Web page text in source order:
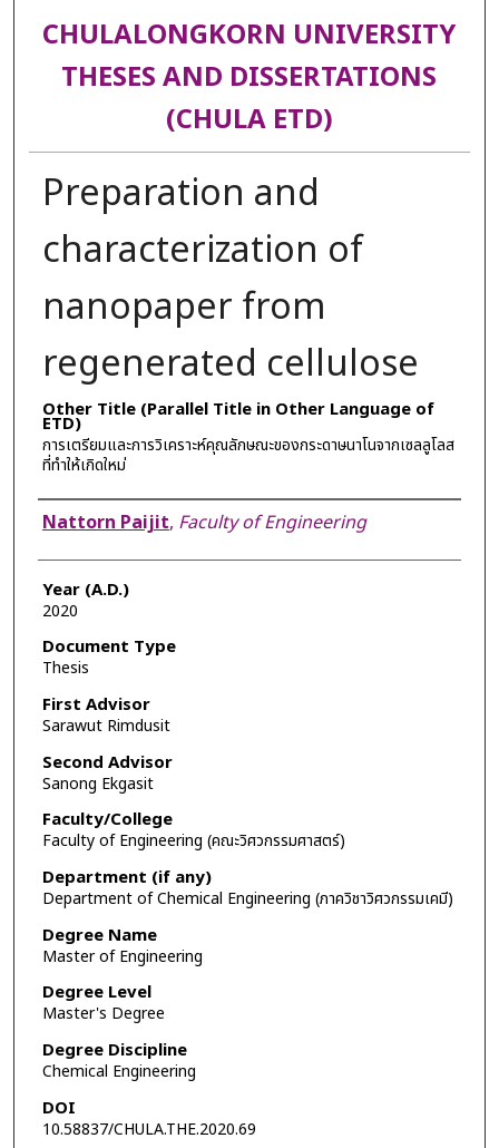
CHULALONGKORN UNIVERSITY
THESES AND DISSERTATIONS
(CHULA ETD)
Preparation and
characterization of
nanopaper from
regenerated cellulose
Other Title (Parallel Title in Other Language of
ETD)
การเตรียมและการวิเคราะห์คุณลักษณะของกระดาษนาโนจากเซลลูโลส
ที่ทำให้เกิดใหม่
Author
Nattorn Paijit, Faculty of Engineering
Year (A.D.)
2020
Document Type
Thesis
First Advisor
Sarawut Rimdusit
Second Advisor
Sanong Ekgasit
Faculty/College
Faculty of Engineering (คณะวิศวกรรมศาสตร์)
Department (if any)
Department of Chemical Engineering (ภาควิชาวิศวกรรมเคมี)
Degree Name
Master of Engineering
Degree Level
Master's Degree
Degree Discipline
Chemical Engineering
DOI
10.58837/CHULA.THE.2020.69